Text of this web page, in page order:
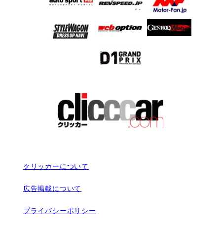
クリッカーについて
広告掲載について
プライバシーポリシー